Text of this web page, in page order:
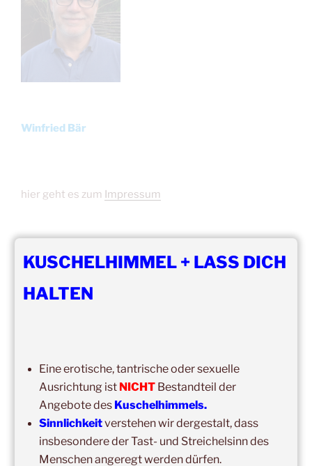
Winfried Bär
hier geht es zum Impressum
Nachname
Email
KUSCHELHIMMEL + LASS DICH
HALTEN
Eine erotische, tantrische oder sexuelle
Ausrichtung ist NICHTBestandteil der
Angebote des Kuschelhimmels.
Sinnlichkeitverstehen wir dergestalt, dass
insbesondere der Tast- und Streichelsinn des
Menschen angeregt werden dürfen.